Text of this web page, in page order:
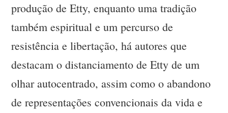
produção de Etty, enquanto uma tradição
também espiritual e um percurso de
resistência e libertação, há autores que
destacam o distanciamento de Etty de um
olhar autocentrado, assim como o abandono
de representações convencionais da vida e